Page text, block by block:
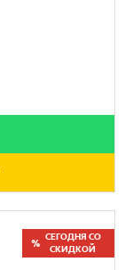
СЕГОДНЯ СО
СКИДКОЙ